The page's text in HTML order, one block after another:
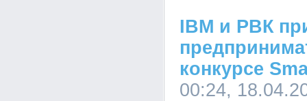
IBM и РВК
конкурсе
00:24,